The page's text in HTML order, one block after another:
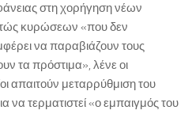
στη χορήγηση νέων
κυρώσεων «που δεν
να παραβιάζουν τους
τα πρόστιμα», λένε οι
απαιτούν μεταρρύθμιση του
να τερματιστεί «ο εμπαιγμός του